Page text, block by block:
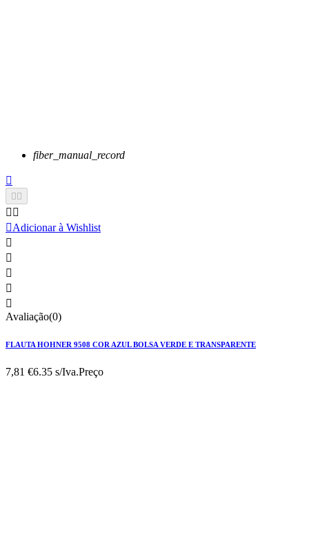
fiber_manual_record


 
Adicionar à Wishlist





Avaliação(0)
FLAUTA HOHNER 9508 COR AZUL BOLSA VERDE E TRANSPARENTE
7,81 €6.35 s/Iva.Preço